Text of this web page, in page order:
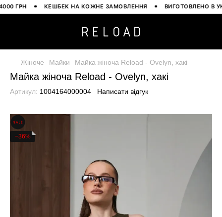
ГРН КЕШБЕК НА КОЖНЕ ЗАМОВЛЕННЯ ВИГОТОВЛЕНО В
Жіноче Майки Майка жіноча Reload - Ovelyn, хакі
Майка жіноча Reload - Ovelyn, хакі
Артикул: 1004164000004 Написати відгук
−36%